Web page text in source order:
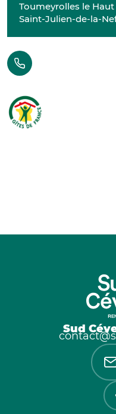
Toumeyrolles le Haut
Saint-Julien-de-la-
Sud